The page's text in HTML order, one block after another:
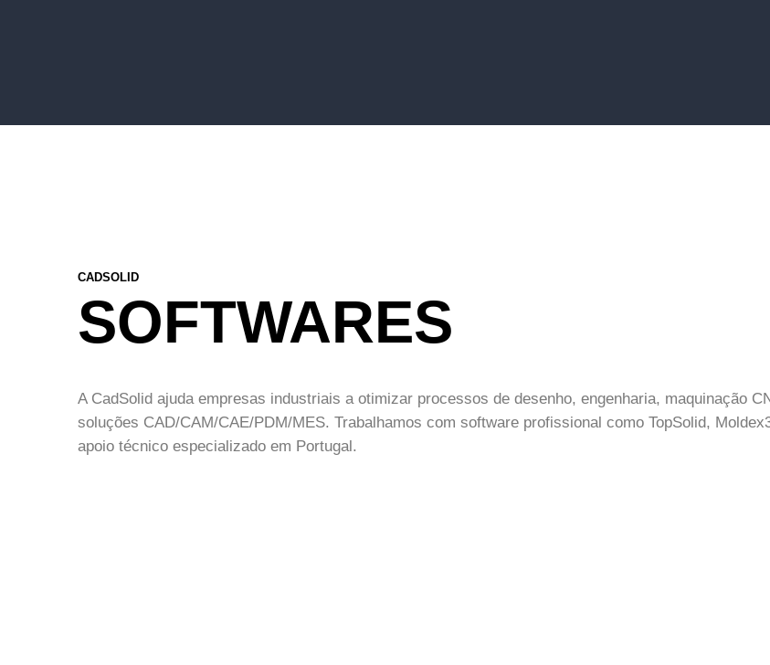
CADSOLID
SOFTWARES
A CadSolid ajuda empresas industriais a otimizar processos de desenho, engenharia, maquinação
soluções CAD/CAM/CAE/PDM/MES. Trabalhamos com software profissional como TopSolid,
apoio técnico especializado em Portugal.